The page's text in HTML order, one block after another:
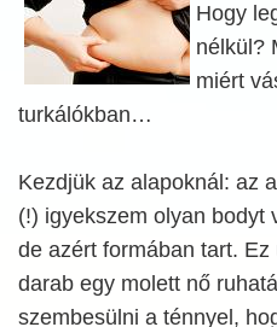
Hogy
nélkül?
miért
turkálókban…
Kezdjük az alapoknál: az
(!) igyekszem olyan bodyt
de azért formában tart.
darab egy molett nő
szembesülni a ténnyel,